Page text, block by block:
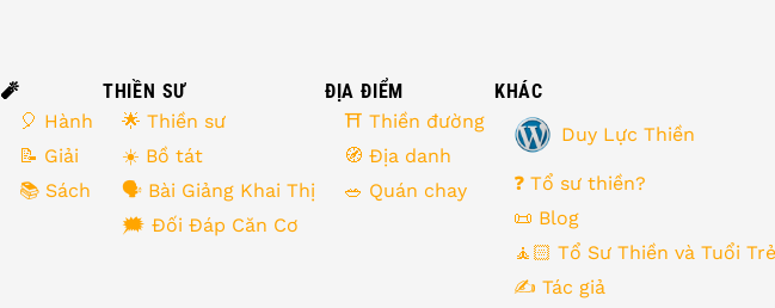
🧨
🎈 Hành
📝 Giải
📚 Sách
THIỀN SƯ
🌟 Thiền sư
☀️ Bồ tát
🗣 Bài Giảng Khai Thị
🗯 Đối Đáp Căn Cơ
ĐỊA ĐIỂM
⛩ Thiền đường
🧭 Địa danh
🥗 Quán chay
KHÁC
Duy Lực Thiền
❓ Tổ sư thiền?
📜 Blog
🧘🏻 Tổ Sư Thiền và Tuổi Trẻ
✍️ Tác giả